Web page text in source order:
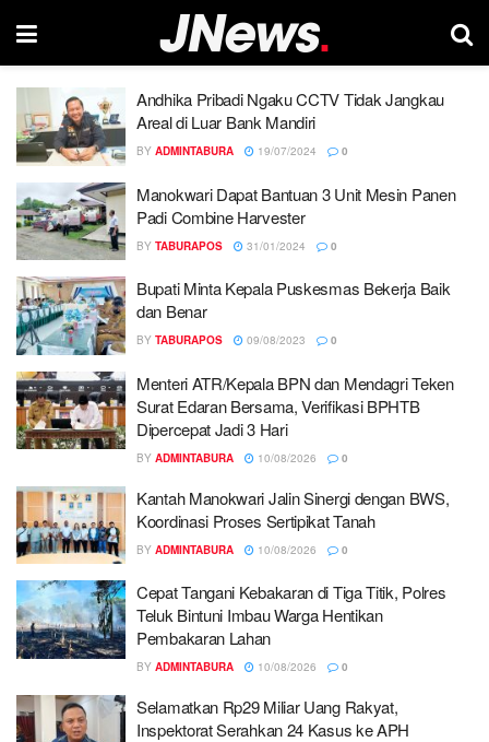
Andhika Pribadi Ngaku CCTV Tidak Jangkau
Areal di Luar Bank Mandiri
BY ADMINTABURA 19/07/2024 0
Manokwari Dapat Bantuan 3 Unit Mesin Panen
Padi Combine Harvester
BY TABURAPOS 31/01/2024 0
Bupati Minta Kepala Puskesmas Bekerja Baik
dan Benar
BY TABURAPOS 09/08/2023 0
Menteri ATR/Kepala BPN dan Mendagri Teken
Surat Edaran Bersama, Verifikasi BPHTB
Dipercepat Jadi 3 Hari
BY ADMINTABURA 10/08/2026 0
Kantah Manokwari Jalin Sinergi dengan BWS,
Koordinasi Proses Sertipikat Tanah
BY ADMINTABURA 10/08/2026 0
Cepat Tangani Kebakaran di Tiga Titik, Polres
Teluk Bintuni Imbau Warga Hentikan
Pembakaran Lahan
BY ADMINTABURA 10/08/2026 0
Selamatkan Rp29 Miliar Uang Rakyat,
Inspektorat Serahkan 24 Kasus ke APH